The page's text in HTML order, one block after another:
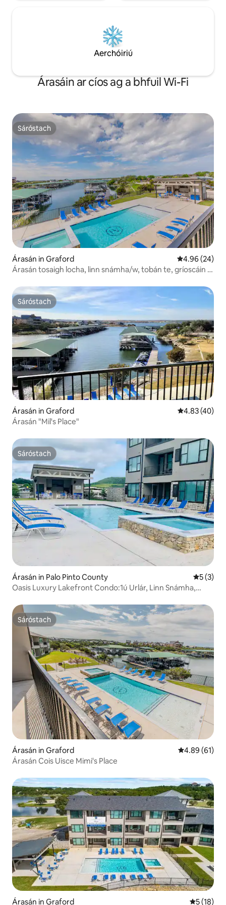
Aerchóiriú
Árasáin ar cíos ag a bhfuil Wi-Fi
Sáróstach
Sáróstach
Árasán in Graford Meánrátáil
4.96 (24)
Árasán tosaigh locha, linn snámha/w, tobán te, gríoscáin &
Sáróstach
Sáróstach
Árasán in Graford Meánrátáil
4.83 (40)
Árasán "Mil's Place"
Sáróstach
Sáróstach
Árasán in Palo Pinto County
5 (3)
Oasis Luxury Lakefront Condo:1ú Urlár, Linn Snámha,
Sáróstach
Sáróstach
Árasán in Graford Meánrátáil
4.89 (61)
Árasán Cois Uisce Mimi's Place
Árasán in Graford 5 (18)